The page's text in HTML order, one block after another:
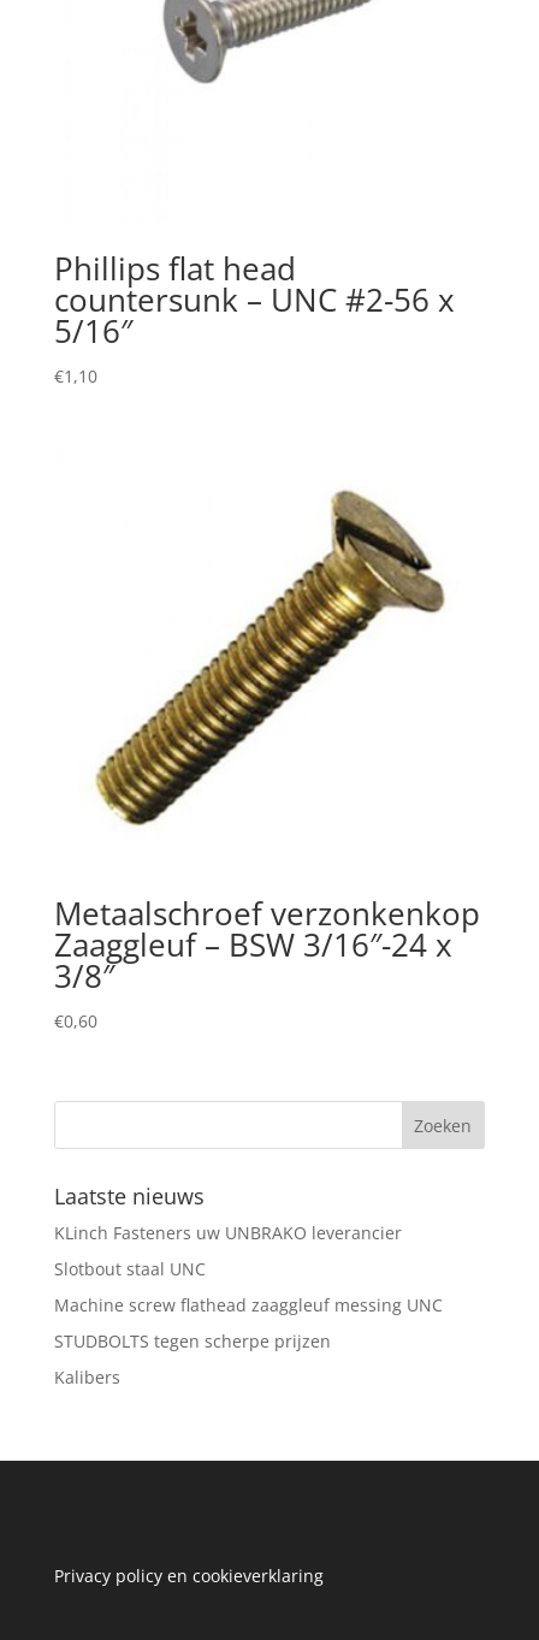
Phillips flat head
countersunk – UNC #2-56 x
5/16″
€1,10
Metaalschroef verzonkenkop
Zaaggleuf – BSW 3/16″-24 x
3/8″
€0,60
Laatste nieuws
KLinch Fasteners uw UNBRAKO leverancier
Slotbout staal UNC
Machine screw flathead zaaggleuf messing UNC
STUDBOLTS tegen scherpe prijzen
Kalibers
Privacy policy en cookieverklaring